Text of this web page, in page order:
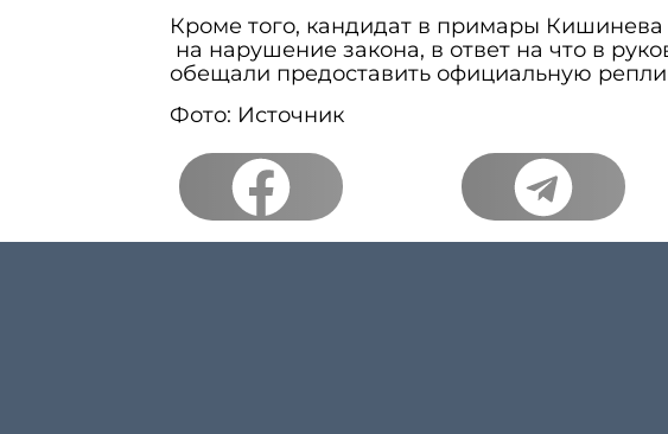
Кроме того, кандидат в примары
на нарушение закона, в ответ на что в
обещали предоставить официальную
Фото: Источник